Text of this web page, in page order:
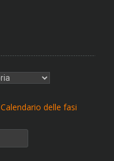
Calendario delle fasi